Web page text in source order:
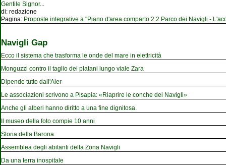
Gentile Signor...
di: redazione
Pagina: Proposte integrative a "Piano d'area comparto 2.2 Parco dei Navigli -
Navigli Gap
Ecco il sistema che trasforma le onde del mare in elettricità
Monguzzi contro il taglio dei platani lungo viale Zara
Dipende tutto dall'Aler
Le associazioni scrivono a Pisapia: «Riaprire le conche dei Navigli»
Anche gli alberi hanno diritto a una fine dignitosa.
Il museo della foto compie 10 anni
Storia della Barona
Assemblea degli abitanti della Zona Navigli
Da una terra inospitale